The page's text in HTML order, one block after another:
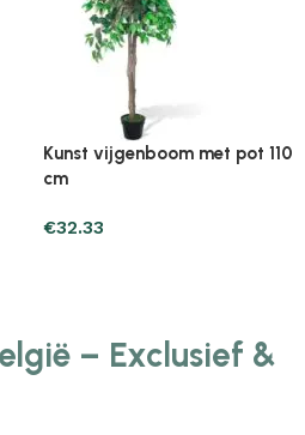
Kunst vijgenboom met pot 110
cm
€32.33
– Exclusief &